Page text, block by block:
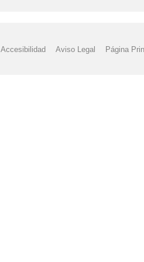
Accesibilidad Aviso Legal Página